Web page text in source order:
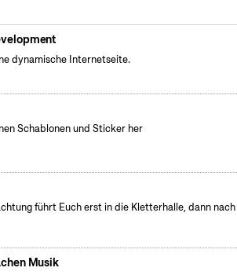
dynamische Internetseite.
Schablonen und Sticker her
führt Euch erst in die Kletterhalle, dann nach
Musik